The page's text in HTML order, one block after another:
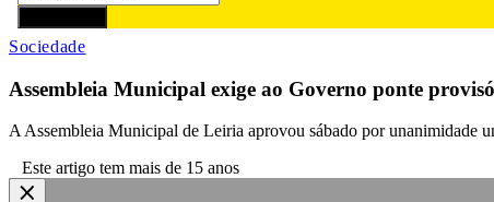
Sociedade
Assembleia Municipal exige ao Governo ponte
A Assembleia Municipal de Leiria aprovou sábado por unanimidade
Este artigo tem mais de 15 anos